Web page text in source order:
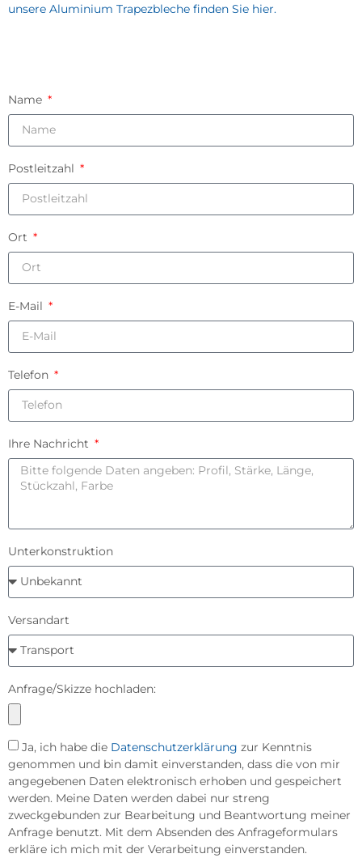
unsere Aluminium Trapezbleche finden Sie hier.
Name
Postleitzahl
Ort
E-Mail
Telefon
Ihre Nachricht
Unterkonstruktion
Versandart
Anfrage/Skizze hochladen:
Ja, ich habe die Datenschutzerklärung zur Kenntnis
genommen und bin damit einverstanden, dass die von mir
angegebenen Daten elektronisch erhoben und gespeichert
werden. Meine Daten werden dabei nur streng
zweckgebunden zur Bearbeitung und Beantwortung meiner
Anfrage benutzt. Mit dem Absenden des Anfrageformulars
erkläre ich mich mit der Verarbeitung einverstanden.